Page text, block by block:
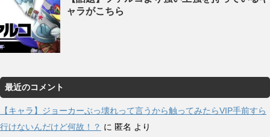
ャラがこちら
最近のコメント
【キャラ】ジョーカーぶっ壊れって言うから触ってみたらVIP手前すら
行けないんだけど何故！？ に 匿名 より